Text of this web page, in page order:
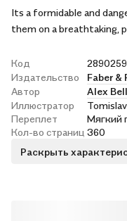
Its a formidable and
them on a breathtaking,
Код
2890259
Издательство
Faber &
Автор
Alex Bell
Иллюстратор
Переплет
Мягкий
Кол-во страниц 360
Раскрыть